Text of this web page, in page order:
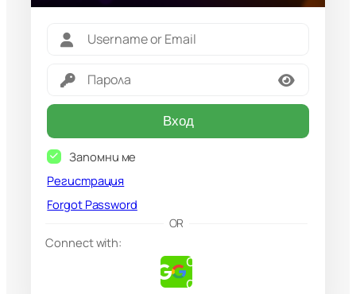
Вход
Запомни ме
Регистрация
Forgot Password
OR
Connect with:
o
g